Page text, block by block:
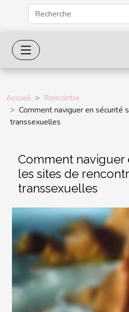
Accueil
Rencontre
Comment naviguer en sécurité
transsexuelles
Comment naviguer
les sites de
transsexuelles